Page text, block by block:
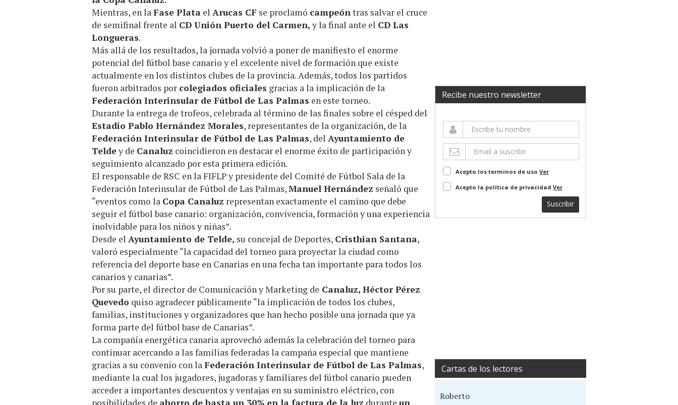
Mientras, en laFase Plata el Arucas CF se proclamó campeóntras salvar el cruce
de semifinal frente al CD Unión Puerto del Carmen, y la final ante el CD Las
Longueras.
Más allá de los resultados, la jornada volvió a poner de manifiesto el enorme
potencial del fútbol base canario y el excelente nivel de formación que existe
actualmente en los distintos clubes de la provincia. Además, todos los partidos
fueron arbitrados por colegiados oficiales gracias a la implicación de la
Federación Interinsular de Fútbol de Las Palmas en este torneo.
Durante la entrega de trofeos, celebrada al término de las finales sobre el césped del
Estadio Pablo Hernández Morales, representantes de la organización, de la
Federación Interinsular de Fútbol de Las Palmas, del Ayuntamiento de
Teldey de Canaluz coincidieron en destacar el enorme éxito de participación y
seguimiento alcanzado por esta primera edición.
El responsable de RSC en la FIFLP y presidente del Comité de Fútbol Sala de la
Federación Interinsular de Fútbol de Las Palmas,Manuel Hernández señaló que
“eventos como la Copa Canaluz representan exactamente el camino que debe
seguir el fútbol base canario: organización, convivencia, formación y una experiencia
inolvidable para los niños y niñas”.
Desde el Ayuntamiento de Telde, su concejal de Deportes, Cristhian Santana,
valoró especialmente “la capacidad del torneo para proyectar la ciudad como
referencia del deporte base en Canarias en una fecha tan importante para todos los
canarios y canarias”.
Por su parte, el director de Comunicación y Marketing de Canaluz, Héctor Pérez
Quevedo quiso agradecer públicamente “la implicación de todos los clubes,
familias, instituciones y organizadores que han hecho posible una jornada que ya
forma parte del fútbol base de Canarias”.
La compañía energética canaria aprovechó además la celebración del torneo para
continuar acercando a las familias federadas la campaña especial que mantiene
gracias a su convenio con laFederación Interinsular de Fútbol de Las Palmas,
mediante la cual los jugadores, jugadoras y familiares del fútbol canario pueden
acceder a importantes descuentos y ventajas en su suministro eléctrico, con
Recibe nuestro newsletter
Acepto los terminos de uso Ver
Acepto la política de privacidad Ver
Suscribir
Cartas de los lectores
Roberto